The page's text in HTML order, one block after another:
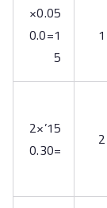
1
0.05×
1=0.0
5
2
15’×2
=0.30